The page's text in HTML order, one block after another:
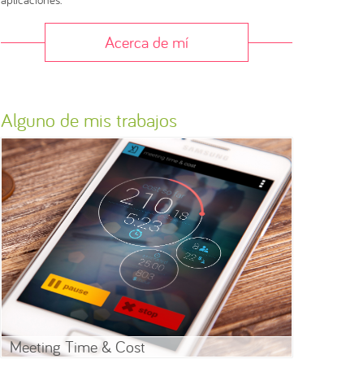
Acerca de mí
Alguno de mis trabajos
Meeting Time & Cost